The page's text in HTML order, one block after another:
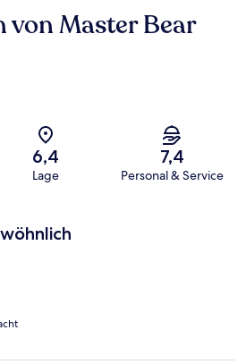
von Master Bear
6,4
Lage
7,4
Personal & Service